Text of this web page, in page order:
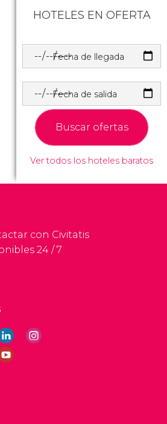
HOTELES EN OFERTA
Fecha de llegada
Fecha de salida
Buscar ofertas
Ver todos los hoteles baratos
con Civitatis
24 / 7